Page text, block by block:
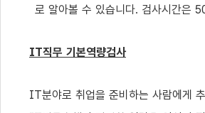
로 알아볼 수 있습니다. 검사시간은
IT직무 기본역량검사
IT분야로 취업을 준비하는 사람에게